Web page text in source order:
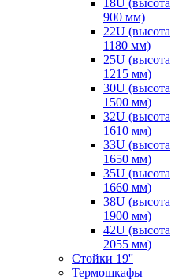
18U (высота
900 мм)
22U (высота
1180 мм)
25U (высота
1215 мм)
30U (высота
1500 мм)
32U (высота
1610 мм)
33U (высота
1650 мм)
35U (высота
1660 мм)
38U (высота
1900 мм)
42U (высота
2055 мм)
Стойки 19''
Термошкафы